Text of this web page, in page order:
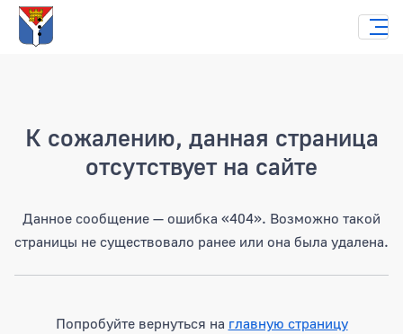
К сожалению, данная страница
отсутствует на сайте
Данное сообщение — ошибка «404». Возможно такой
страницы не существовало ранее или она была удалена.
Попробуйте вернуться на главную страницу